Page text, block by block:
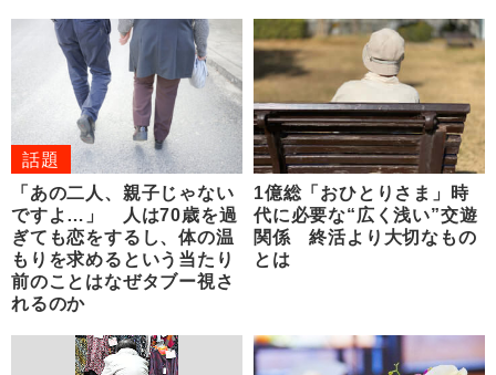
話題
「あの二人、親子じゃない
ですよ…」 人は70歳を過
ぎても恋をするし、体の温
もりを求めるという当たり
前のことはなぜタブー視さ
れるのか
1億総「おひとりさま」時
代に必要な“広く浅い”交遊
関係 終活より大切なもの
とは